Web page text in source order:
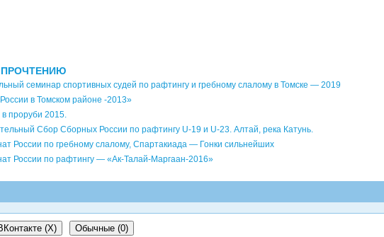
семинар спортивных судей по рафтингу и гребному слалому в Томске — 2019
в Томском районе -2013»
в проруби 2015.
Сбор Сборных России по рафтингу U-19 и U-23. Алтай, река Катунь.
России по гребному слалому, Спартакиада — Гонки сильнейших
России по рафтингу — «Ак-Талай-Маргаан-2016»
(X) Обычные (0)